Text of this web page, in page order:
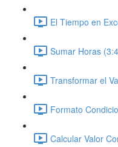
El Tiempo en
Sumar Horas
Transformar el
Formato
Calcular Valor